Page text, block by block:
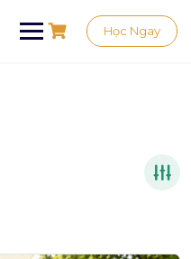
Học Ngay